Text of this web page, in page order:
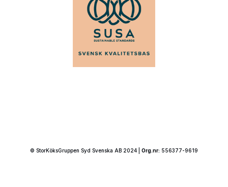
© StorKöksGruppen Syd Svenska AB 2024 | Org.nr: 556377-9619